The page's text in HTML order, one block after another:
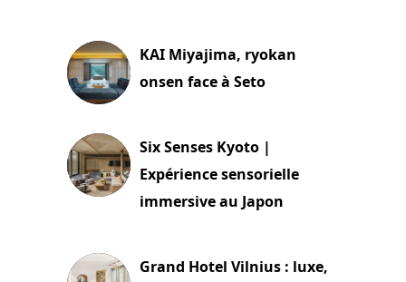
KAI Miyajima, ryokan
onsen face à Seto
Six Senses Kyoto |
Expérience sensorielle
immersive au Japon
Grand Hotel Vilnius : luxe,